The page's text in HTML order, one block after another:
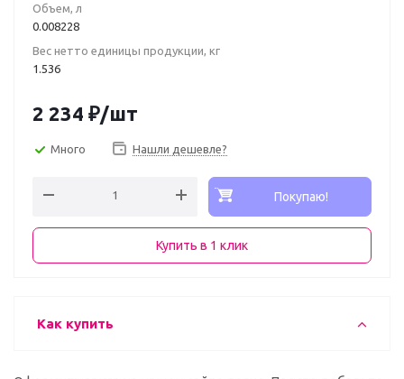
Объем, л
0.008228
Вес нетто единицы продукции, кг
1.536
2 234 ₽/шт
Много Нашли дешевле?
Покупаю!
Купить в 1 клик
Как купить